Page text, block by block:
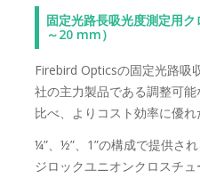
固定光路長吸光度測定用
～20 mm）
Firebird Opticsの固定光路吸
社の主力製品である調整可
比べ、よりコスト効率に優れ
¼”、½”、1”の構成で提供さ
ジロックユニオンクロスチ